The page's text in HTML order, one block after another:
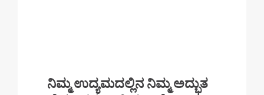
ನಿಮ್ಮ ಉದ್ಯಮದಲ್ಲಿನ ನಿಮ್ಮ ಅದ್ಭುತ